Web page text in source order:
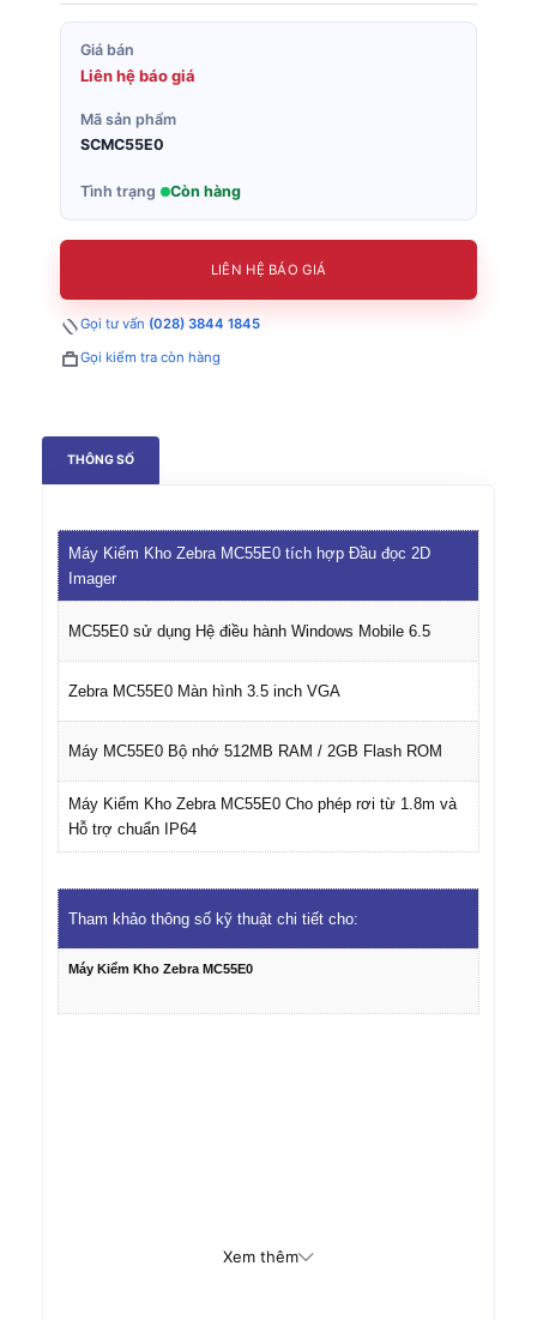
Giá bán
Liên hệ báo giá
Mã sản phẩm
SCMC55E0
Tình trạng Còn hàng
LIÊN HỆ BÁO GIÁ
Gọi tư vấn (028) 3844 1845
Gọi kiểm tra còn hàng
THÔNG SỐ
Máy Kiểm Kho Zebra MC55E0 tích hợp Đầu đọc 2D
Imager
MC55E0 sử dụng Hệ điều hành Windows Mobile 6.5
Zebra MC55E0 Màn hình 3.5 inch VGA
Máy MC55E0 Bộ nhớ 512MB RAM / 2GB Flash ROM
Máy Kiểm Kho Zebra MC55E0 Cho phép rơi từ 1.8m và
Hỗ trợ chuẩn IP64
Tham khảo thông số kỹ thuật chi tiết cho:
Máy Kiểm Kho Zebra MC55E0
Xem thêm